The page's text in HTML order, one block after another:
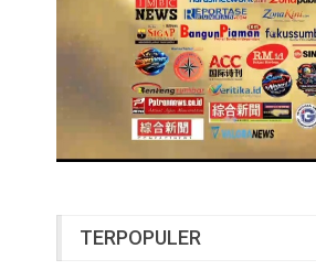
TERPOPULER